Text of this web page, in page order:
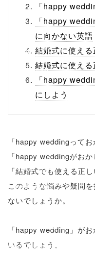
/tapbiz_theme/
parts/sns-
buttons.php on
line10
/1130525"
f, 'Gwindow',
'width=550,
height=450,
menubar=no,
toolbar=no,
scrollbars=yes'
「happy
「happy
に向かない英語
結婚式に使える
結婚式に使える
「happy
にしよう
「happy weddingってお
「happy weddingがおか
「結婚式でも使える正
このような悩みや疑問
ないでしょうか。
「happy wedding」が
いるでしょう。